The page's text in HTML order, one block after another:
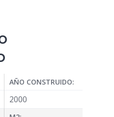
AÑO CONSTRUIDO:
2000